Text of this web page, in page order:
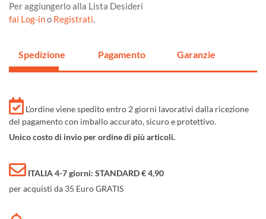
Per aggiungerlo alla Lista Desideri
fai Log-ino Registrati.
Spedizione Pagamento Garanzie
L'ordine viene spedito entro 2 giorni lavorativi dalla ricezione
del pagamento con imballo accurato, sicuro e protettivo.
Unico costo di invio per ordine di più articoli.
ITALIA 4-7 giorni: STANDARD € 4,90
per acquisti da 35 Euro GRATIS